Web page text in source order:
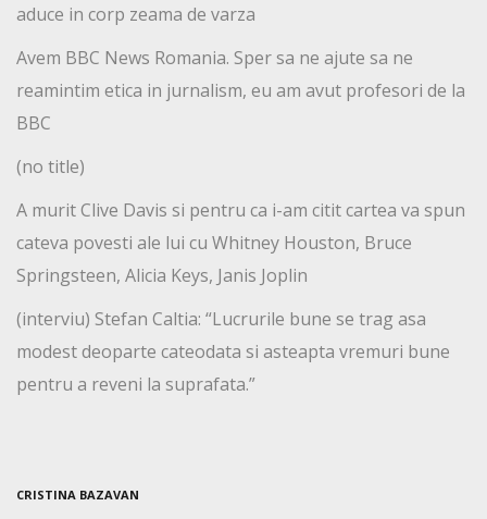
aduce in corp zeama de varza
Avem BBC News Romania. Sper sa ne ajute sa ne
reamintim etica in jurnalism, eu am avut profesori de la
BBC
(no title)
A murit Clive Davis si pentru ca i-am citit cartea va spun
cateva povesti ale lui cu Whitney Houston, Bruce
Springsteen, Alicia Keys, Janis Joplin
(interviu) Stefan Caltia: “Lucrurile bune se trag asa
modest deoparte cateodata si asteapta vremuri bune
pentru a reveni la suprafata.”
CRISTINA BAZAVAN